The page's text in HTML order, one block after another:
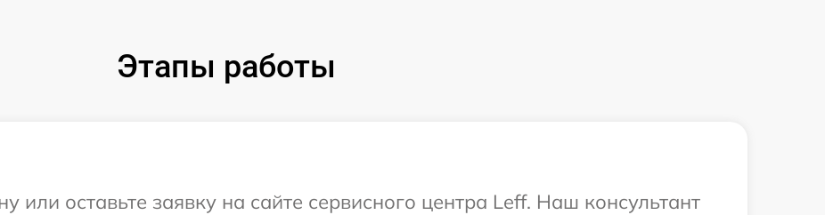
Этапы работы
или оставьте заявку на сайте сервисного центра Leff. Наш консультант